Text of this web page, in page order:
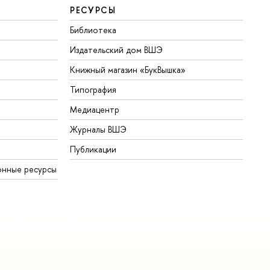
ресурсы
РЕСУРСЫ
Библиотека
Издательский дом ВШЭ
Книжный магазин «БукВышка»
Типография
Медиацентр
Журналы ВШЭ
Публикации